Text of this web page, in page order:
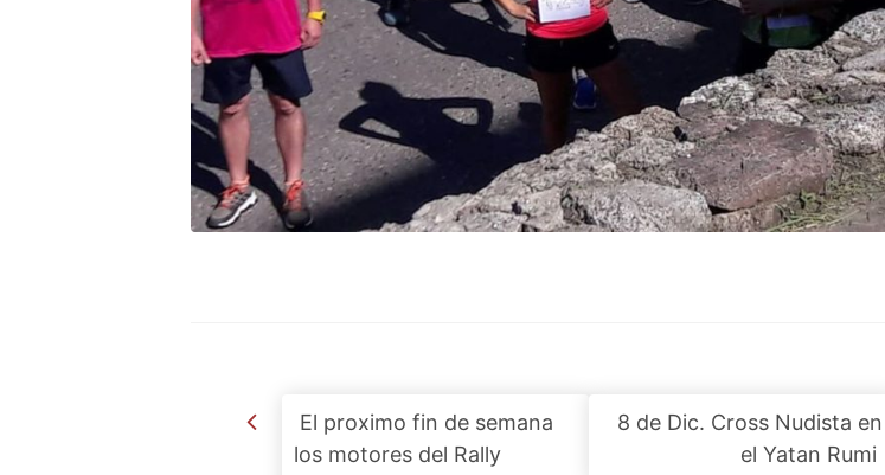
Post navigation
El proximo fin de semana
los motores del Rally
8 de Dic. Cross Nudista en
el Yatan Rumi